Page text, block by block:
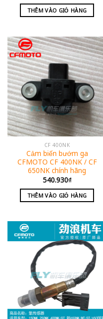
THÊM VÀO GIỎ HÀNG
CF 400NK
Cảm biến bướm ga
CFMOTO CF 400NK / CF
650NK chính hãng
540.930₫
THÊM VÀO GIỎ HÀNG